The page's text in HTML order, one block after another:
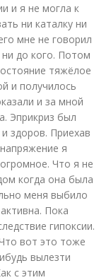
и я не могла к
ни каталку ни
мне не говорил
до кого. Потом
тяжёлое
и получилось
и за мной
Эприкриз был
здоров. Приехав
я
Что я не
когда она была
меня выбило
Пока
гипоксии.
вот это тоже
вылезти
с этим